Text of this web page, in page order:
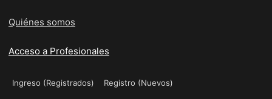
Quiénes somos
Acceso a Profesionales
Ingreso (Registrados) Registro (Nuevos)